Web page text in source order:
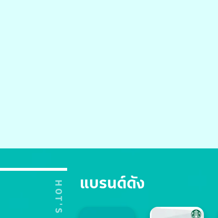
แบรนด์ดัง